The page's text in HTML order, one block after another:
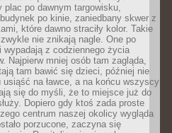
plac po dawnym targowisku,
po kinie, zaniedbany skwer z
które dawno straciły kolor. Takie
nie znikają nagle. One po
wypadają z codziennego życia
Najpierw mniej osób tam zagląda,
tam bawić się dzieci, później nie
usiąść na ławce, a na końcu wszyscy
się do myśli, że to miejsce już do
Dopiero gdy ktoś zada proste
centrum naszej okolicy wygląda
porzucone, zaczyna się